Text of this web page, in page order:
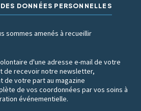
DONNÉES PERSONNELLES
sommes amenés à recueillir
d'une adresse e-mail de votre
de recevoir notre newsletter,
de votre part au magazine
de vos coordonnées par vos soins à
événementielle.